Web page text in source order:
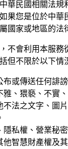
華民國相關法規
果您是位於中華
國家或地區的法
不會利用本服務
但不限於以下情
布或傳送任何誹
雅、猥褻、不實
不法之文字、圖
隱私權、營業秘
他智慧財產權及